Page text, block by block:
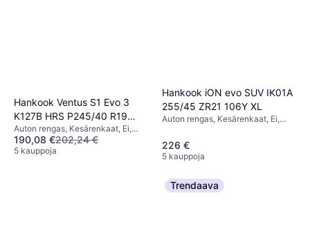
Hankook Ventus S1 Evo 3
K127B HRS P245/40 R19
98Y XL 4PR *, runflat SBL
Auton rengas, Kesärenkaat, Ei,
Henkilöauto, Nopeusindeksi Y
(300 km/h), W (270 km/h)
190,08 €202,24 €
5 kauppoja
Hankook iON evo SUV IK01A
255/45 ZR21 106Y XL
Auton rengas, Kesärenkaat, Ei,
(300 km/h)
226 €
5 kauppoja
Trendaava